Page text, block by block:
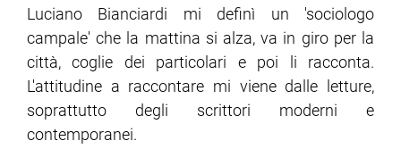
Luciano Bianciardi mi definì un 'sociologo
campale' che la mattina si alza, va in giro per la
città, coglie dei particolari e poi li racconta.
L'attitudine a raccontare mi viene dalle letture,
soprattutto degli scrittori moderni e
contemporanei.